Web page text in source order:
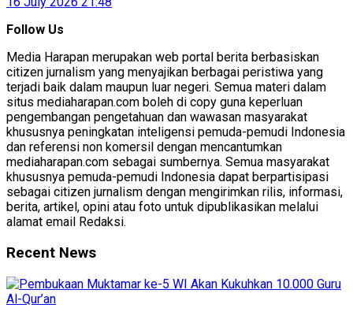
Follow Us
Media Harapan merupakan web portal berita berbasiskan
citizen jurnalism yang menyajikan berbagai peristiwa yang
terjadi baik dalam maupun luar negeri. Semua materi dalam
situs mediaharapan.com boleh di copy guna keperluan
pengembangan pengetahuan dan wawasan masyarakat
khususnya peningkatan inteligensi pemuda-pemudi Indonesia
dan referensi non komersil dengan mencantumkan
mediaharapan.com sebagai sumbernya. Semua masyarakat
khususnya pemuda-pemudi Indonesia dapat berpartisipasi
sebagai citizen jurnalism dengan mengirimkan rilis, informasi,
berita, artikel, opini atau foto untuk dipublikasikan melalui
alamat email Redaksi.
Recent News